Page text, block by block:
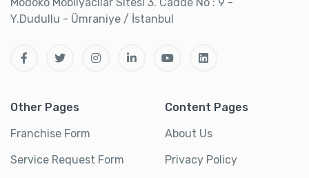
Y.Dudullu - Ümraniye / İstanbul
Other Pages
Franchise Form
Service Request Form
Content Pages
About Us
Privacy Policy